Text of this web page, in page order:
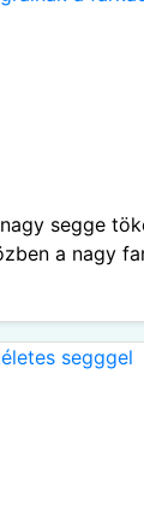
segge
a nagy